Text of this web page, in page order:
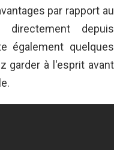
par rapport au
directement depuis
également quelques
garder à l'esprit avant